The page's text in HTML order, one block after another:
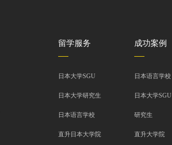
留学服务
日本大学SGU
日本大学研究生
日本语言学校
直升日本大学院
成功案例
日本语言学校
日本大学SGU
研究生
直升大学院